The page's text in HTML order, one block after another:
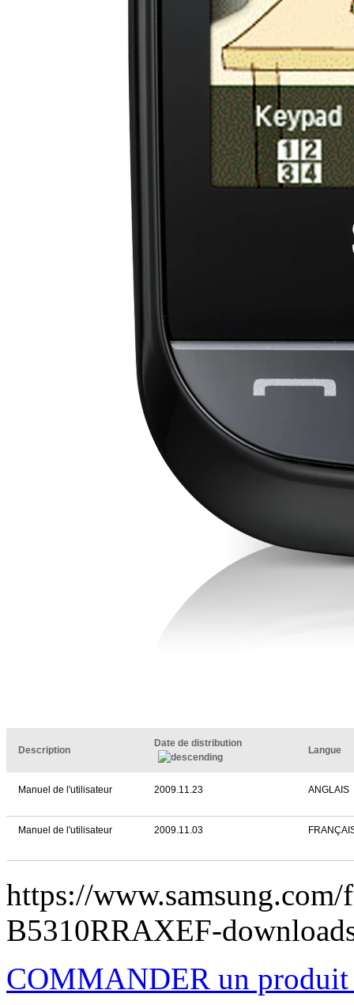
Description
Date de distribution
Langue
Manuel de l'utilisateur 2009.11.23 ANGLAIS
Manuel de l'utilisateur 2009.11.03
https://
B5310RRAXEF-
COMMANDER un